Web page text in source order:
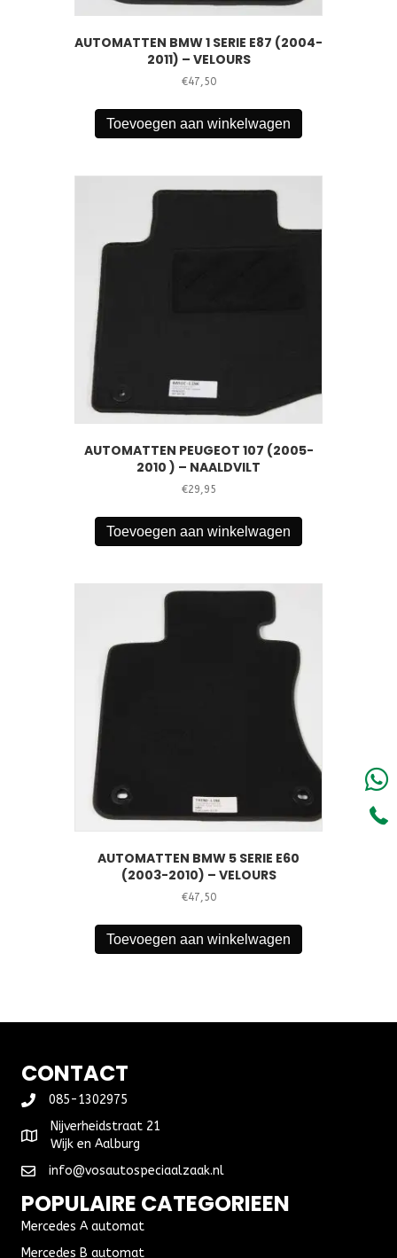
AUTOMATTEN BMW 1 SERIE E87 (2004-
2011) – VELOURS
€47,50
Toevoegen aan winkelwagen
AUTOMATTEN PEUGEOT 107 (2005-
2010 ) – NAALDVILT
€29,95
Toevoegen aan winkelwagen
AUTOMATTEN BMW 5 SERIE E60
(2003-2010) – VELOURS
€47,50
Toevoegen aan winkelwagen
CONTACT
085-1302975
Nijverheidstraat 21
Wijk en Aalburg
info@vosautospeciaalzaak.nl
POPULAIRE CATEGORIEEN
Mercedes A automat
Mercedes B automat